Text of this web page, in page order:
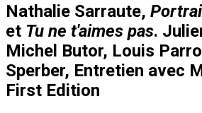
Nathalie Sarraute,
et Tu ne t'aimes pas.
Michel Butor, Louis
Sperber, Entretien avec
First Edition